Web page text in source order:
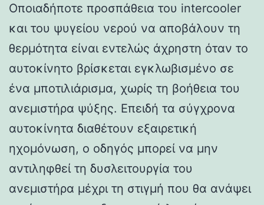
Οποιαδήποτε προσπάθεια του intercooler
και του ψυγείου νερού να αποβάλουν τη
θερμότητα είναι εντελώς άχρηστη όταν το
αυτοκίνητο βρίσκεται εγκλωβισμένο σε
ένα μποτιλιάρισμα, χωρίς τη βοήθεια του
ανεμιστήρα ψύξης. Επειδή τα σύγχρονα
αυτοκίνητα διαθέτουν εξαιρετική
ηχομόνωση, ο οδηγός μπορεί να μην
αντιληφθεί τη δυσλειτουργία του
ανεμιστήρα μέχρι τη στιγμή που θα ανάψει